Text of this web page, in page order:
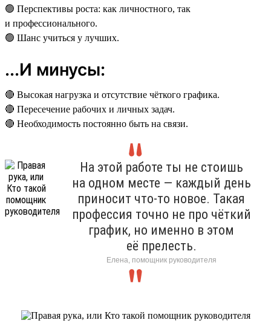
🟢 Перспективы роста: как личностного, так
и профессионального.
🟢 Шанс учиться у лучших.
...И минусы:
🔴 Высокая нагрузка и отсутствие чёткого графика.
🔴 Пересечение рабочих и личных задач.
🔴 Необходимость постоянно быть на связи.
На этой работе ты не стоишь
на одном месте — каждый день
приносит что-то новое. Такая
профессия точно не про чёткий
график, но именно в этом
её прелесть.
Елена, помощник руководителя